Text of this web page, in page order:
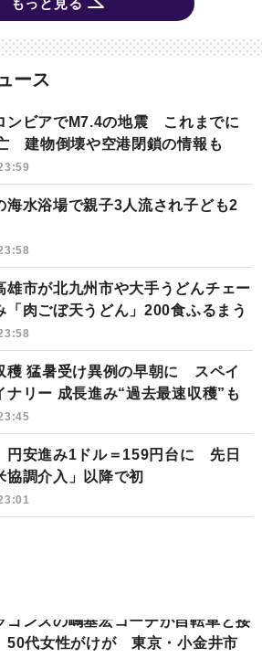
もっと見る
ース
ンビアでM7.4の地震 これまでに
建物倒壊や空港閉鎖の情報も
海水浴場で親子3人流され子ども2
雄市が北九州市や大手うどんチェー
「肉ごぼ天うどん」200食ふるまう
穫 猛暑受け異例の早朝に スペイ
ナリー 成長進み“過去最速収穫”も
円安進み1ドル＝159円台に 先日
協調介入」以降で初
ゴンズの嶋基宏コーチが自転車と接
代女性がけが 東京・小金井市